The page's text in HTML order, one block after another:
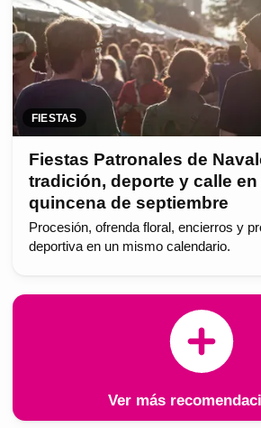
FIESTAS
Fiestas Patronales de
tradición, deporte y calle en
quincena de septiembre
Procesión, ofrenda floral, encierros y
deportiva en un mismo calendario.
Ver más